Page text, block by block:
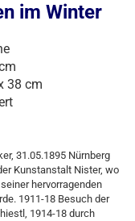
im Winter
38 cm
31.05.1895 Nürnberg
Kunstanstalt Nister, wo
hervorragenden
1911-18 Besuch der
1914-18 durch